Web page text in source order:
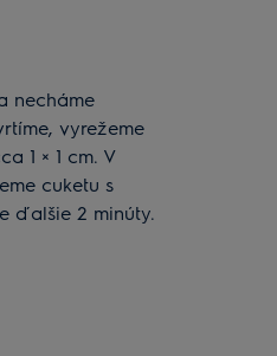
vyrežeme
1 × 1 cm. V
cuketu s
ďalšie 2 minúty.